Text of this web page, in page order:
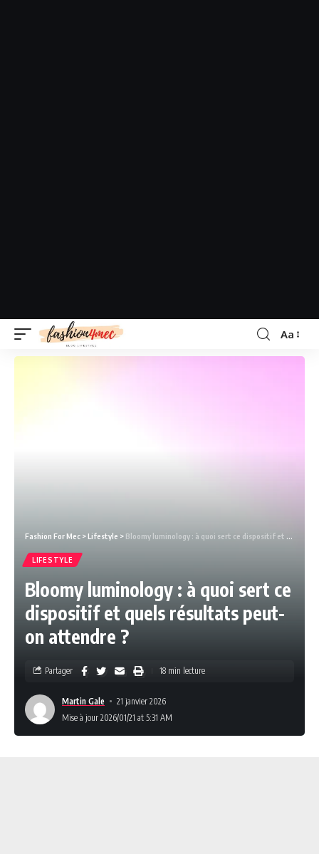
Aa
Fashion For Mec >Lifestyle > Bloomy luminology : à quoi sert ce dispositif et quels résultats peut-on attendre ?
LIFESTYLE
Bloomy luminology : à quoi sert ce
dispositif et quels résultats peut-
on attendre ?
Martin Gale
21 janvier 2026
Mise à jour 2026/01/21 at 5:31 AM
Partager 18 min lecture